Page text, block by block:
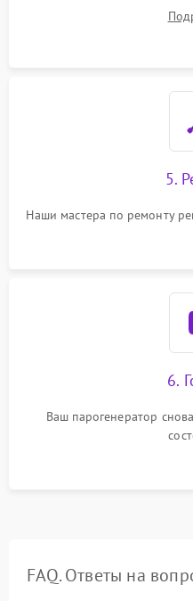
5.
Наши мастера по ремонту
6.
Ваш парогенератор
FAQ. Ответы на